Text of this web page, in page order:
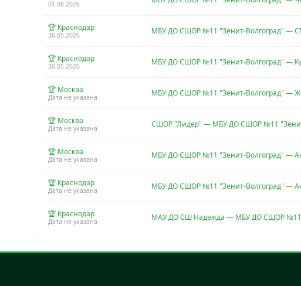
01.08.2026
🏆 Краснодар
30.05.2026 МБУ ДО СШОР №11 "Зенит-Волгоград" —
🏆 Краснодар
30.05.2026 МБУ ДО СШОР №11 "Зенит-Волгоград" —
🏆 Москва
Дата не указана МБУ ДО СШОР №11 "Зенит-Волгоград" —
🏆 Москва
Дата не указана СШОР "Лидер" — МБУ ДО СШОР №11
🏆 Москва
Дата не указана МБУ ДО СШОР №11 "Зенит-Волгоград" —
🏆 Краснодар
Дата не указана МБУ ДО СШОР №11 "Зенит-Волгоград" —
🏆 Краснодар
Дата не указана МАУ ДО СШ Надежда — МБУ ДО СШОР №11